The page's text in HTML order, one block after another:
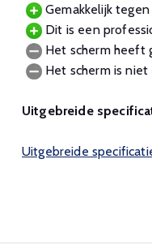
Gemakkelijk
Dit is een
Het scherm heeft
Het scherm is
Uitgebreide
Uitgebreide